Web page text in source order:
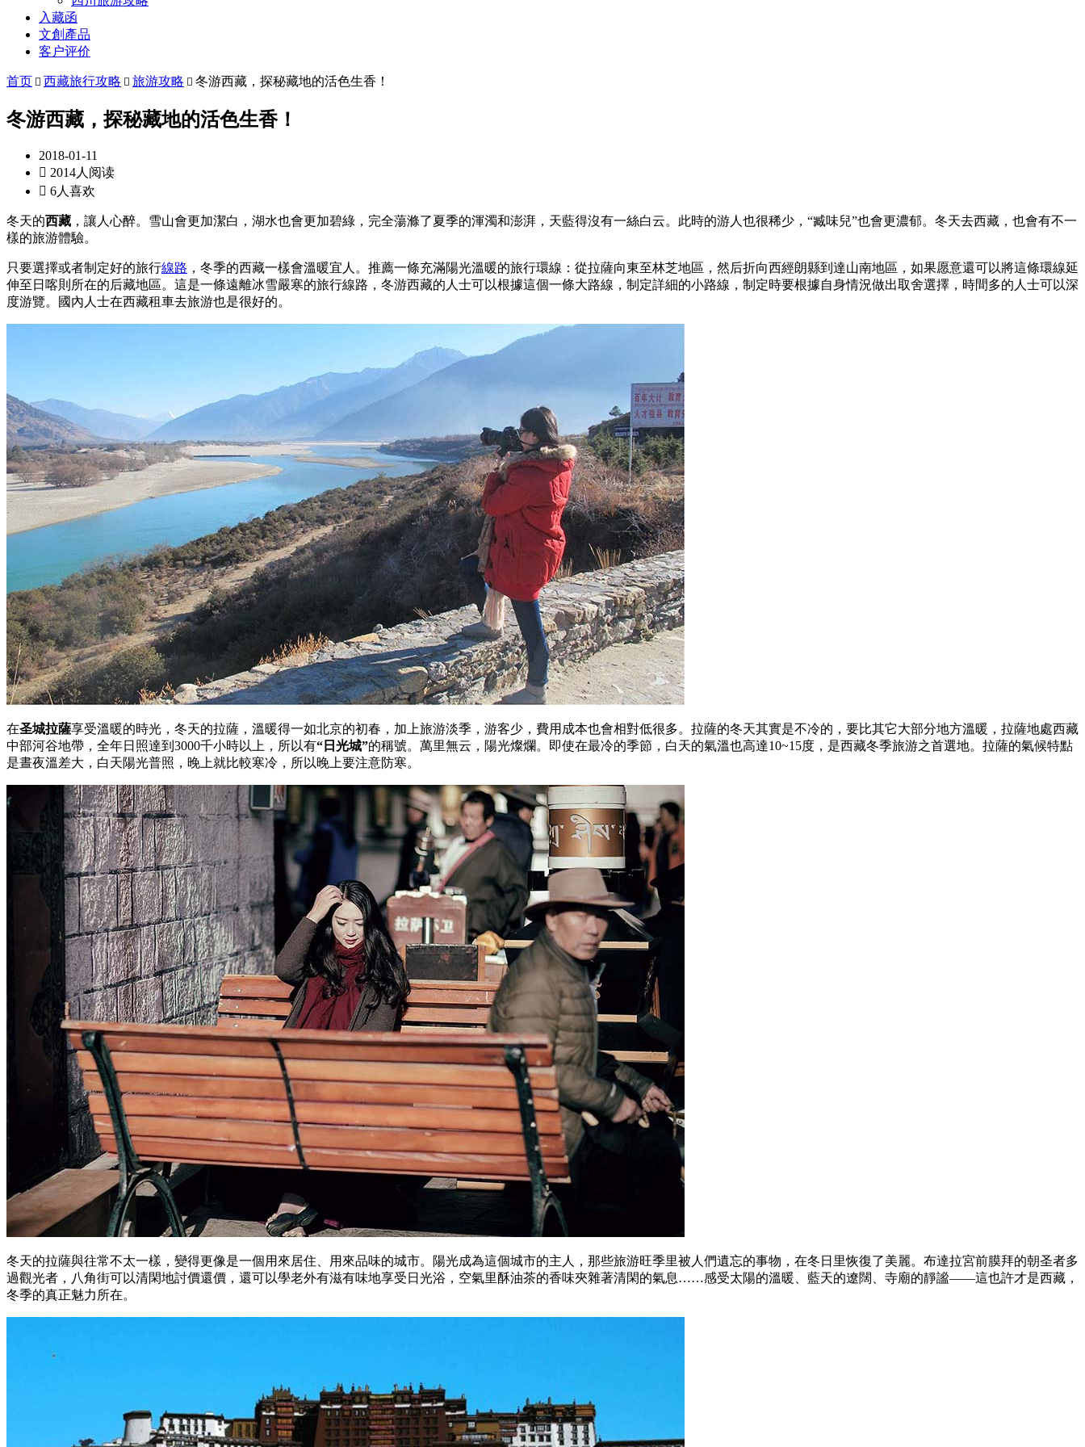
入藏函
文創產品
客户评价
首页  西藏旅行攻略  旅游攻略  冬游西藏，探秘藏地的活色生香！
冬游西藏，探秘藏地的活色生香！
2018-01-11
 2014人阅读
 6人喜欢
冬天的西藏 ，讓人心醉。雪山會更加潔白，湖水也會更加碧綠，完全蕩滌了夏季的渾濁和澎湃，天藍得沒有一絲白云。此時的游人也很稀少，“臧味兒”也會更濃郁。冬天去西藏，也會有不一
樣的旅游體驗。
只要選擇或者制定好的旅行線路 ，冬季的西藏一樣會溫暖宜人。推薦一條充滿陽光溫暖的旅行環線：從拉薩向東至林芝地區，然后折向西經朗縣到達山南地區，如果愿意還可以將這條環線延
伸至日喀則所在的后藏地區。這是一條遠離冰雪嚴寒的旅行線路，冬游西藏的人士可以根據這個一條大路線，制定詳細的小路線，制定時要根據自身情況做出取舍選擇，時間多的人士可以深
度游覽。國內人士在西藏租車去旅游也是很好的。
在圣城拉薩享受溫暖的時光，冬天的拉薩，溫暖得一如北京的初春，加上旅游淡季，游客少，費用成本也會相對低很多。拉薩的冬天其實是不冷的，要比其它大部分地方溫暖，拉薩地處西藏
中部河谷地帶，全年日照達到3000千小時以上，所以有“日光城”的稱號。萬里無云，陽光燦爛。即使在最冷的季節，白天的氣溫也高達10~15度，是西藏冬季旅游之首選地。拉薩的氣候特點
是晝夜溫差大，白天陽光普照，晚上就比較寒冷，所以晚上要注意防寒。
冬天的拉薩與往常不太一樣，變得更像是一個用來居住、用來品味的城市。陽光成為這個城市的主人，那些旅游旺季里被人們遺忘的事物，在冬日里恢復了美麗。布達拉宮前膜拜的朝圣者多
過觀光者，八角街可以清閑地討價還價，還可以學老外有滋有味地享受日光浴，空氣里酥油茶的香味夾雜著清閑的氣息……感受太陽的溫暖、藍天的遼闊、寺廟的靜謐——這也許才是西藏，
冬季的真正魅力所在。